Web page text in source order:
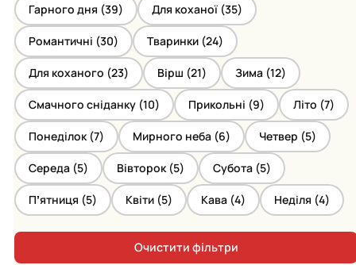
Гарного дня (39) Для коханої (35)
Романтичні (30) Тваринки (24)
Для коханого (23) Вірш (21) Зима (12)
Смачного сніданку (10) Прикольні (9) Літо (7)
Понеділок (7) Мирного неба (6) Четвер (5)
Середа (5) Вівторок (5) Субота (5)
Пʼятниця (5) Квіти (5) Кава (4) Неділя (4)
Очистити фільтри